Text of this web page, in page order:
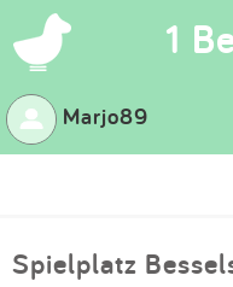
1
Marjo89
Spielplatz